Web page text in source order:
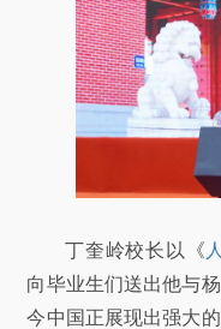
丁奎岭校长以《
向毕业生们送出他与
今中国正展现出强大